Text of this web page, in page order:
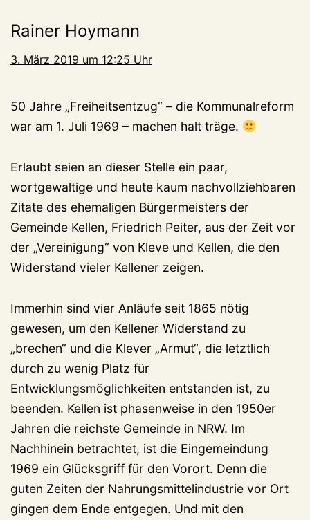
Rainer Hoymann
3. März 2019 um 12:25 Uhr
50 Jahre „Freiheitsentzug“ – die Kommunalreform
war am 1. Juli 1969 – machen halt träge.
Erlaubt seien an dieser Stelle ein paar,
wortgewaltige und heute kaum nachvollziehbaren
Zitate des ehemaligen Bürgermeisters der
Gemeinde Kellen, Friedrich Peiter, aus der Zeit vor
der „Vereinigung“ von Kleve und Kellen, die den
Widerstand vieler Kellener zeigen.
Immerhin sind vier Anläufe seit 1865 nötig
gewesen, um den Kellener Widerstand zu
„brechen“ und die Klever „Armut“, die letztlich
durch zu wenig Platz für
Entwicklungsmöglichkeiten entstanden ist, zu
beenden. Kellen ist phasenweise in den 1950er
Jahren die reichste Gemeinde in NRW. Im
Nachhinein betrachtet, ist die Eingemeindung
1969 ein Glücksgriff für den Vorort. Denn die
guten Zeiten der Nahrungsmittelindustrie vor Ort
gingen dem Ende entgegen. Und mit den